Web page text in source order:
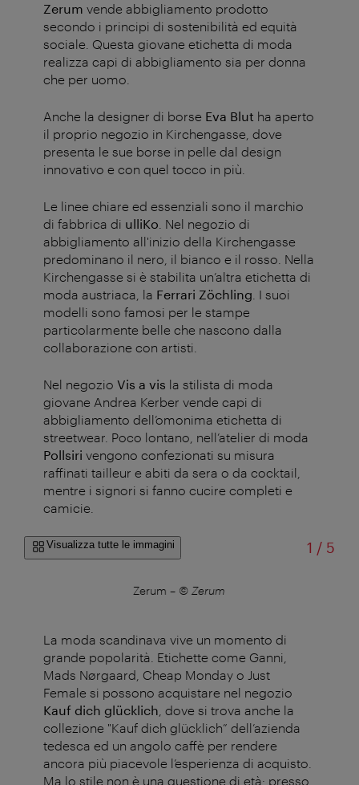
Zerum vende abbigliamento prodotto
secondo i principi di sostenibilità ed equità
sociale. Questa giovane etichetta di moda
realizza capi di abbigliamento sia per donna
che per uomo.
Anche la designer di borse Eva Blut ha aperto
il proprio negozio in Kirchengasse, dove
presenta le sue borse in pelle dal design
innovativo e con quel tocco in più.
Le linee chiare ed essenziali sono il marchio
di fabbrica di ulliKo . Nel negozio di
abbigliamento all'inizio della Kirchengasse
predominano il nero, il bianco e il rosso. Nella
Kirchengasse si è stabilita un’altra etichetta di
moda austriaca, la Ferrari Zöchling . I suoi
modelli sono famosi per le stampe
particolarmente belle che nascono dalla
collaborazione con artisti.
Nel negozio Vis a vis la stilista di moda
giovane Andrea Kerber vende capi di
abbigliamento dell’omonima etichetta di
streetwear. Poco lontano, nell’atelier di moda
Pollsiri vengono confezionati su misura
raffinati tailleur e abiti da sera o da cocktail,
mentre i signori si fanno cucire completi e
camicie.
Visualizza tutte le immagini 1 /di
5
Zerum – © Zerum
La moda scandinava vive un momento di
grande popolarità. Etichette come Ganni,
Mads Nørgaard, Cheap Monday o Just
Female si possono acquistare nel negozio
Kauf dich glücklich , dove si trova anche la
collezione "Kauf dich glücklich” dell’azienda
tedesca ed un angolo caffè per rendere
ancora più piacevole l’esperienza di acquisto.
Ma lo stile non è una questione di età: presso